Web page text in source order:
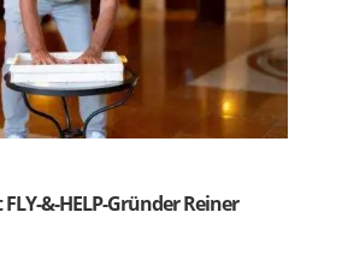
&-HELP-Gründer Reiner